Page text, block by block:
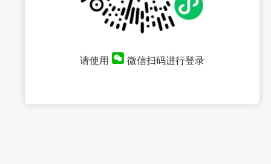
请使用 微信扫码进行登录